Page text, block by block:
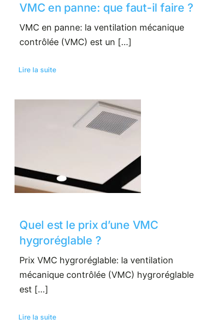
VMC en panne: que faut-il faire ?
VMC en panne: la ventilation mécanique
contrôlée (VMC) est un […]
Lire la suite
Quel est le prix d’une VMC
hygroréglable ?
Prix VMC hygroréglable: la ventilation
mécanique contrôlée (VMC) hygroréglable
est […]
Lire la suite